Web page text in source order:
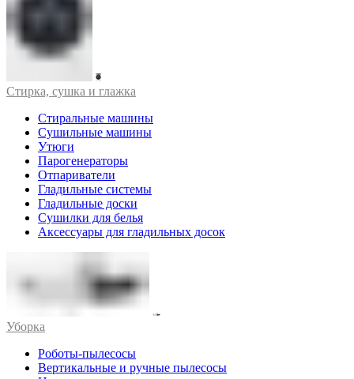
Стирка, сушка и глажка
Стиральные машины
Сушильные машины
Утюги
Парогенераторы
Отпариватели
Гладильные системы
Гладильные доски
Сушилки для белья
Аксессуары для гладильных досок
Уборка
Роботы-пылесосы
Вертикальные и ручные пылесосы